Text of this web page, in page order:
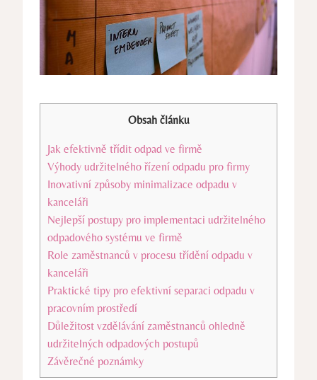
Obsah článku
Jak efektivně třídit odpad ve firmě
Výhody udržitelného řízení odpadu pro firmy
Inovativní způsoby minimalizace odpadu v
kanceláři
Nejlepší postupy pro implementaci udržitelného
odpadového systému ve firmě
Role zaměstnanců v procesu třídění odpadu v
kanceláři
Praktické tipy pro efektivní separaci odpadu v
pracovním prostředí
Důležitost vzdělávání zaměstnanců ohledně
udržitelných odpadových postupů
Závěrečné poznámky